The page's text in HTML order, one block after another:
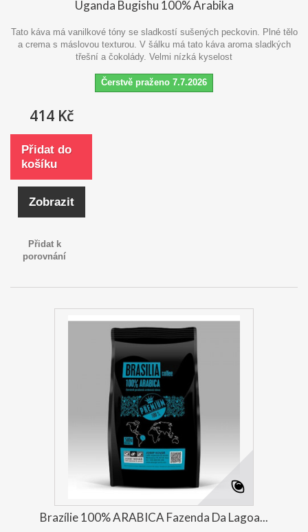
Uganda Bugishu 100% Arabika
Tato káva má vanilkové tóny se sladkostí sušených peckovin. Plné tělo
a crema s máslovou texturou. V šálku má tato káva aroma sladkých
třešní a čokolády. Velmi nízká kyselost
Čerstvě praženo 7.7.2026
414 Kč
Přidat do
košíku
Zobrazit
Přidat k
porovnání
Brazílie 100% ARABICA Fazenda Da Lagoa...